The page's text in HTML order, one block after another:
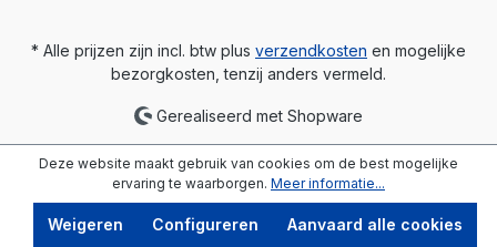
* Alle prijzen zijn incl. btw plus verzendkosten en mogelijke
bezorgkosten, tenzij anders vermeld.
Gerealiseerd met Shopware
Deze website maakt gebruik van cookies om de best mogelijke
ervaring te waarborgen. Meer informatie...
Weigeren Configureren Aanvaard alle cookies